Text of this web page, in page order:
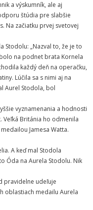
a výskumník, ale aj
štúdia pre slabšie
Na začiatku prvej svetovej
Stodolu: „Nazval to, že je to
na podnet brata Kornela
každý deň na operačku,
Lúčila sa s nimi aj na
Aurel Stodola, bol
vyznamenania a hodnosti
Veľká Británia ho odmenila
Jamesa Watta.
A keď mal Stodola
Óda na Aurela Stodolu. Nik
pravidelne udeľuje
oblastiach medailu Aurela